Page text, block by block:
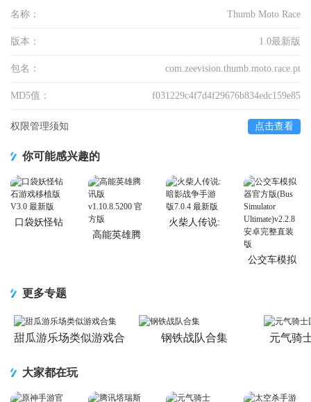
名称： Thumb Moto Race
版本： 1.0最新版
包名： com.zeevision.thumb.moto.race.pt
MD5值： f031229c4f7d4f29676b834edc159e85
权限管理须知 点击查看
你可能感兴趣的
口袋妖怪钻
高能英雄腾
火柴人传说:
公交车模拟
更多专题
甜瓜游乐场类似游戏合
钢铁战队合集 元气骑
大家都在玩